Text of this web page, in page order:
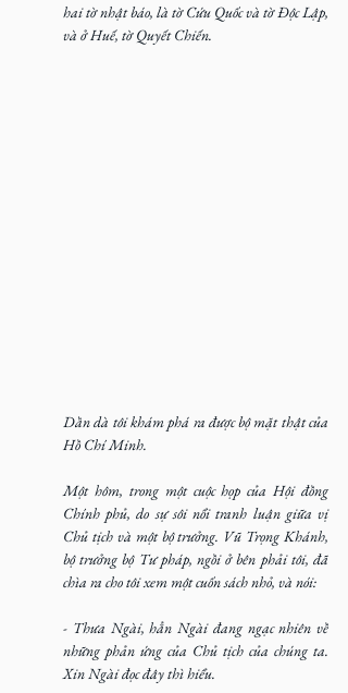
hai tờ nhật báo, là tờ Cứu Quốc và tờ Độc Lập,
và ở Huế, tờ Quyết Chiến.
Dần dà tôi khám phá ra được bộ mặt thật của
Hồ Chí Minh.
Một hôm, trong một cuộc họp của Hội đồng
Chính phủ, do sự sôi nổi tranh luận giữa vị
Chủ tịch và một bộ trưởng. Vũ Trọng Khánh,
bộ trưởng bộ Tư pháp, ngồi ở bên phải tôi, đã
chìa ra cho tôi xem một cuốn sách nhỏ, và nói:
- Thưa Ngài, hẳn Ngài đang ngạc nhiên về
những phản ứng của Chủ tịch của chúng ta.
Xin Ngài đọc đây thì hiểu.